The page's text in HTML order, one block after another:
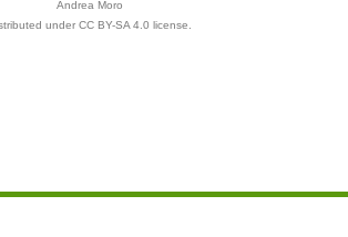
Andrea Moro
under CC BY-SA 4.0 license.